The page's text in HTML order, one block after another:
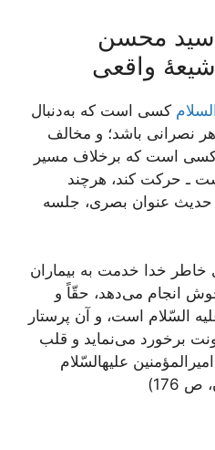
سید محسن
واقعی
کسی است که به‌دنبال
نصرانی باشد؛ و مخالف
کسی است که برخلاف مسیر
ـ حرکت کند، هرچند
عنوان بصری، جلسه
خاطر خدا خدمت به بیماران
انجام می‌‏دهد، حقّاً و
‏السّلام است، و آن پرستار
برخورد می‌‏نماید و قلب
علیه‏السّلام
176)